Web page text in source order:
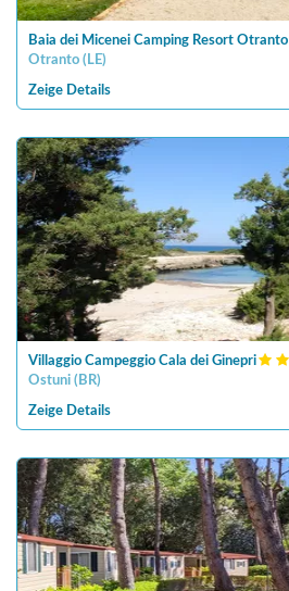
Baia dei Micenei Camping Resort Otranto
Otranto ( LE)
Zeige Details
Villaggio Campeggio Cala dei Ginepri
Ostuni ( BR)
Zeige Details